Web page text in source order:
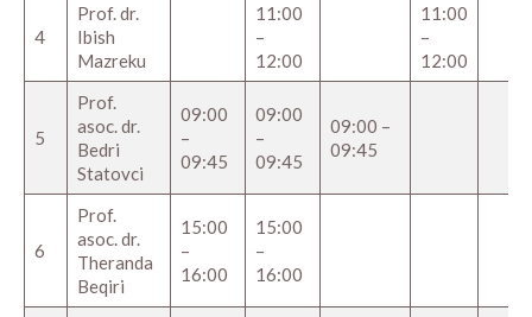
4
Prof. dr.
Ibish
Mazreku
11:00
–
12:00
11:00
–
12:00
5
Prof.
asoc. dr.
Bedri
Statovci
09:00
–
09:45
09:00
–
09:45
09:00 –
09:45
6
Prof.
asoc. dr.
Theranda
Beqiri
15:00
–
16:00
15:00
–
16:00